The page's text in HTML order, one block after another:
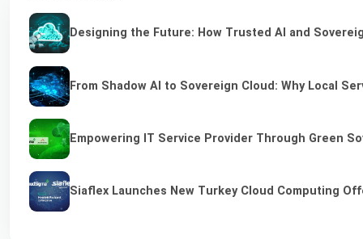
Designing the Future: How Trusted AI and
From Shadow AI to Sovereign Cloud: Why Local
Empowering IT Service Provider Through Green
Siaflex Launches New Turkey Cloud Computing